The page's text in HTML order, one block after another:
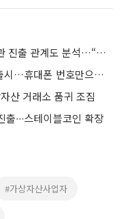
타이거리서치, 국내 가상자산 기관 진출 관계도 분석…“아직 지배적 허브 없다”
코빗, '연락처로 보내기' 서비스 출시…휴대폰 번호만으로 가상자산 송금
산 거래소 품귀 조짐
∙∙∙스테이블코인 확장
#가상자산사업자